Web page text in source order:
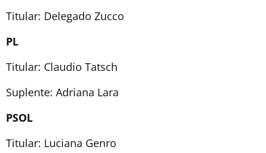
Titular: Delegado Zucco
PL
Titular: Claudio Tatsch
Suplente: Adriana Lara
PSOL
Titular: Luciana Genro